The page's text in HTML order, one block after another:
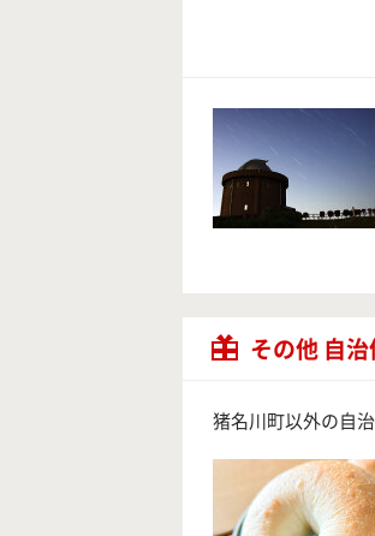
その他 自
猪名川町以外の自